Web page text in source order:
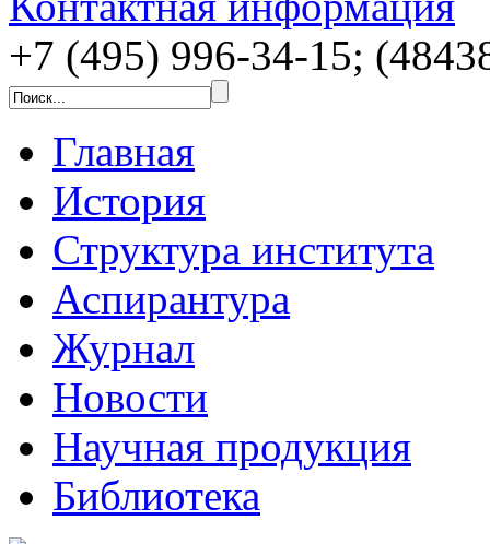
+7 (495) 996-34-15;
Главная
История
Структура института
Аспирантура
Журнал
Новости
Научная продукция
Библиотека